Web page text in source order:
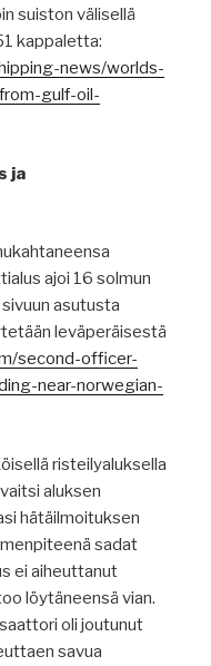
suiston välisellä
kappaletta:
news/worlds-
gulf-oil-
ja
ajoi 16 solmun
asutusta
leväperäisestä
second-officer-
near-norwegian-
risteilyaluksella
aluksen
hätäilmoituksen
sadat
ei aiheuttanut
löytäneensä vian.
oli joutunut
savua